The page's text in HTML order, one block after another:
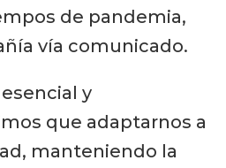
de pandemia,
vía comunicado.
y
que adaptarnos a
manteniendo la